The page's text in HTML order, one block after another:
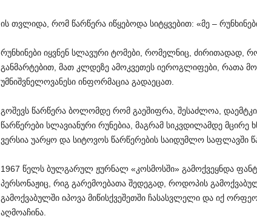
ის თვლიდა, რომ წარწერა იწყებოდა სიტყვებით: «მე –
რუნხინები იყვნენ სლავური ტომები, რომელნიც, ძირითადად,
განმარტებით, მათ კლდეზე ამოკვეთეს იეროგლიფები, რათა
უმნიშვნელოვანესი ინფორმაცია გადაეცათ.
გოშევს წარწერა ბოლომდე რომ გაეშიფრა, შესაძლოა,
წარწერები სლავიანური რუნებია, მაგრამ სიკვდილამდე მცირე
ვერსია უარყო და სიტოვოს წარწერების საიდუმლო საფლავში
1967 წელს ბულგარულ ჟურნალ «კოსმოსში» გამოქვეყნდა
პერსონაჟიც, რიგ გარემოებათა შედეგად, როდოპის
გამოქვაბულში იპოვა მიწისქვეშეთში ჩასასვლელი და იქ
აღმოაჩინა.